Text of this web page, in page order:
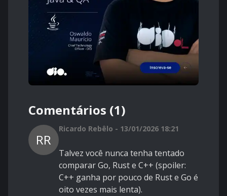
Comentários (1)
RR
Ricardo Rebêlo - 13/01/2026 18:21
Talvez você nunca tenha tentado
comparar Go, Rust e C++ (spoiler:
C++ ganha por pouco de Rust e Go é
oito vezes mais lenta).